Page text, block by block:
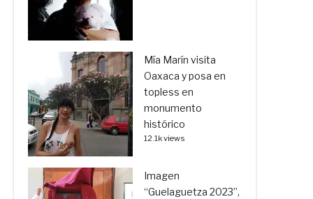
Mía Marín visita
Oaxaca y posa en
topless en
monumento
histórico
12.1k views
Imagen
“Guelaguetza 2023”,